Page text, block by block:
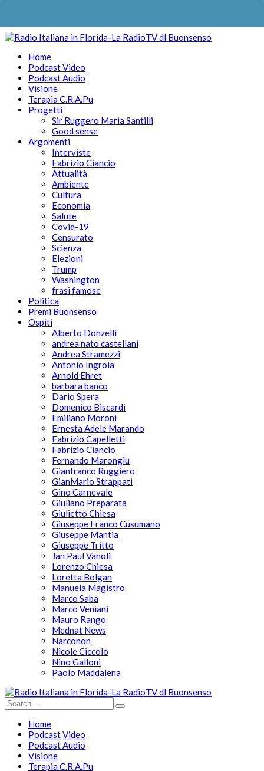
Home
Podcast Video
Podcast Audio
Visione
Terapia C.R.A.Pu
Progetti
Sir Ruggero Maria Santilli
Good sense
Argomenti
Interviste
Fabrizio Ciancio
Attualità
Ambiente
Cultura
Economia
Salute
Covid-19
Censurato
Scienza
Elezioni
Trump
Washington
frasi famose
Politica
Premi Buonsenso
Ospiti
Alberto Donzelli
andrea nato castellani
Andrea Stramezzi
Antonio Ingroia
Arnold Ehret
barbara banco
Dario Spera
Domenico Biscardi
Emiliano Moroni
Ernesta Adele Marando
Fabrizio Capelletti
Fabrizio Ciancio
Fernando Marongiu
Gianfranco Ruggiero
GianMario Strappati
Gino Carnevale
Giuliano Preparata
Giulietto Chiesa
Giuseppe Franco Cusumano
Giuseppe Mantia
Giuseppe Tritto
Jan Paul Vanoli
Lorenzo Chiesa
Loretta Bolgan
Manuela Magistro
Marco Saba
Marco Veniani
Mauro Rango
Mednat News
Narconon
Nicole Ciccolo
Nino Galloni
Paolo Maddalena
Home
Podcast Video
Podcast Audio
Visione
Terapia C.R.A.Pu